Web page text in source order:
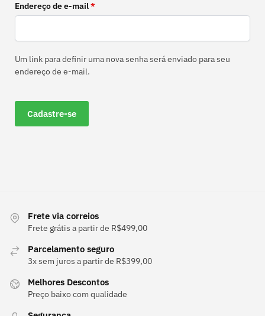
Endereço de e-mail*
Um link para definir uma nova senha será enviado para seu
endereço de e-mail.
Cadastre-se
Frete via correios
Frete grátis a partir de R$499,00
Parcelamento seguro
3x sem juros a partir de R$399,00
Melhores Descontos
Preço baixo com qualidade